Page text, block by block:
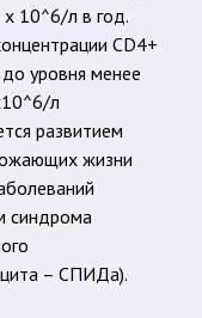
х 10^6/л в год.
CD4+
уровня менее
л
развитием
жизни
синдрома
– СПИДа).